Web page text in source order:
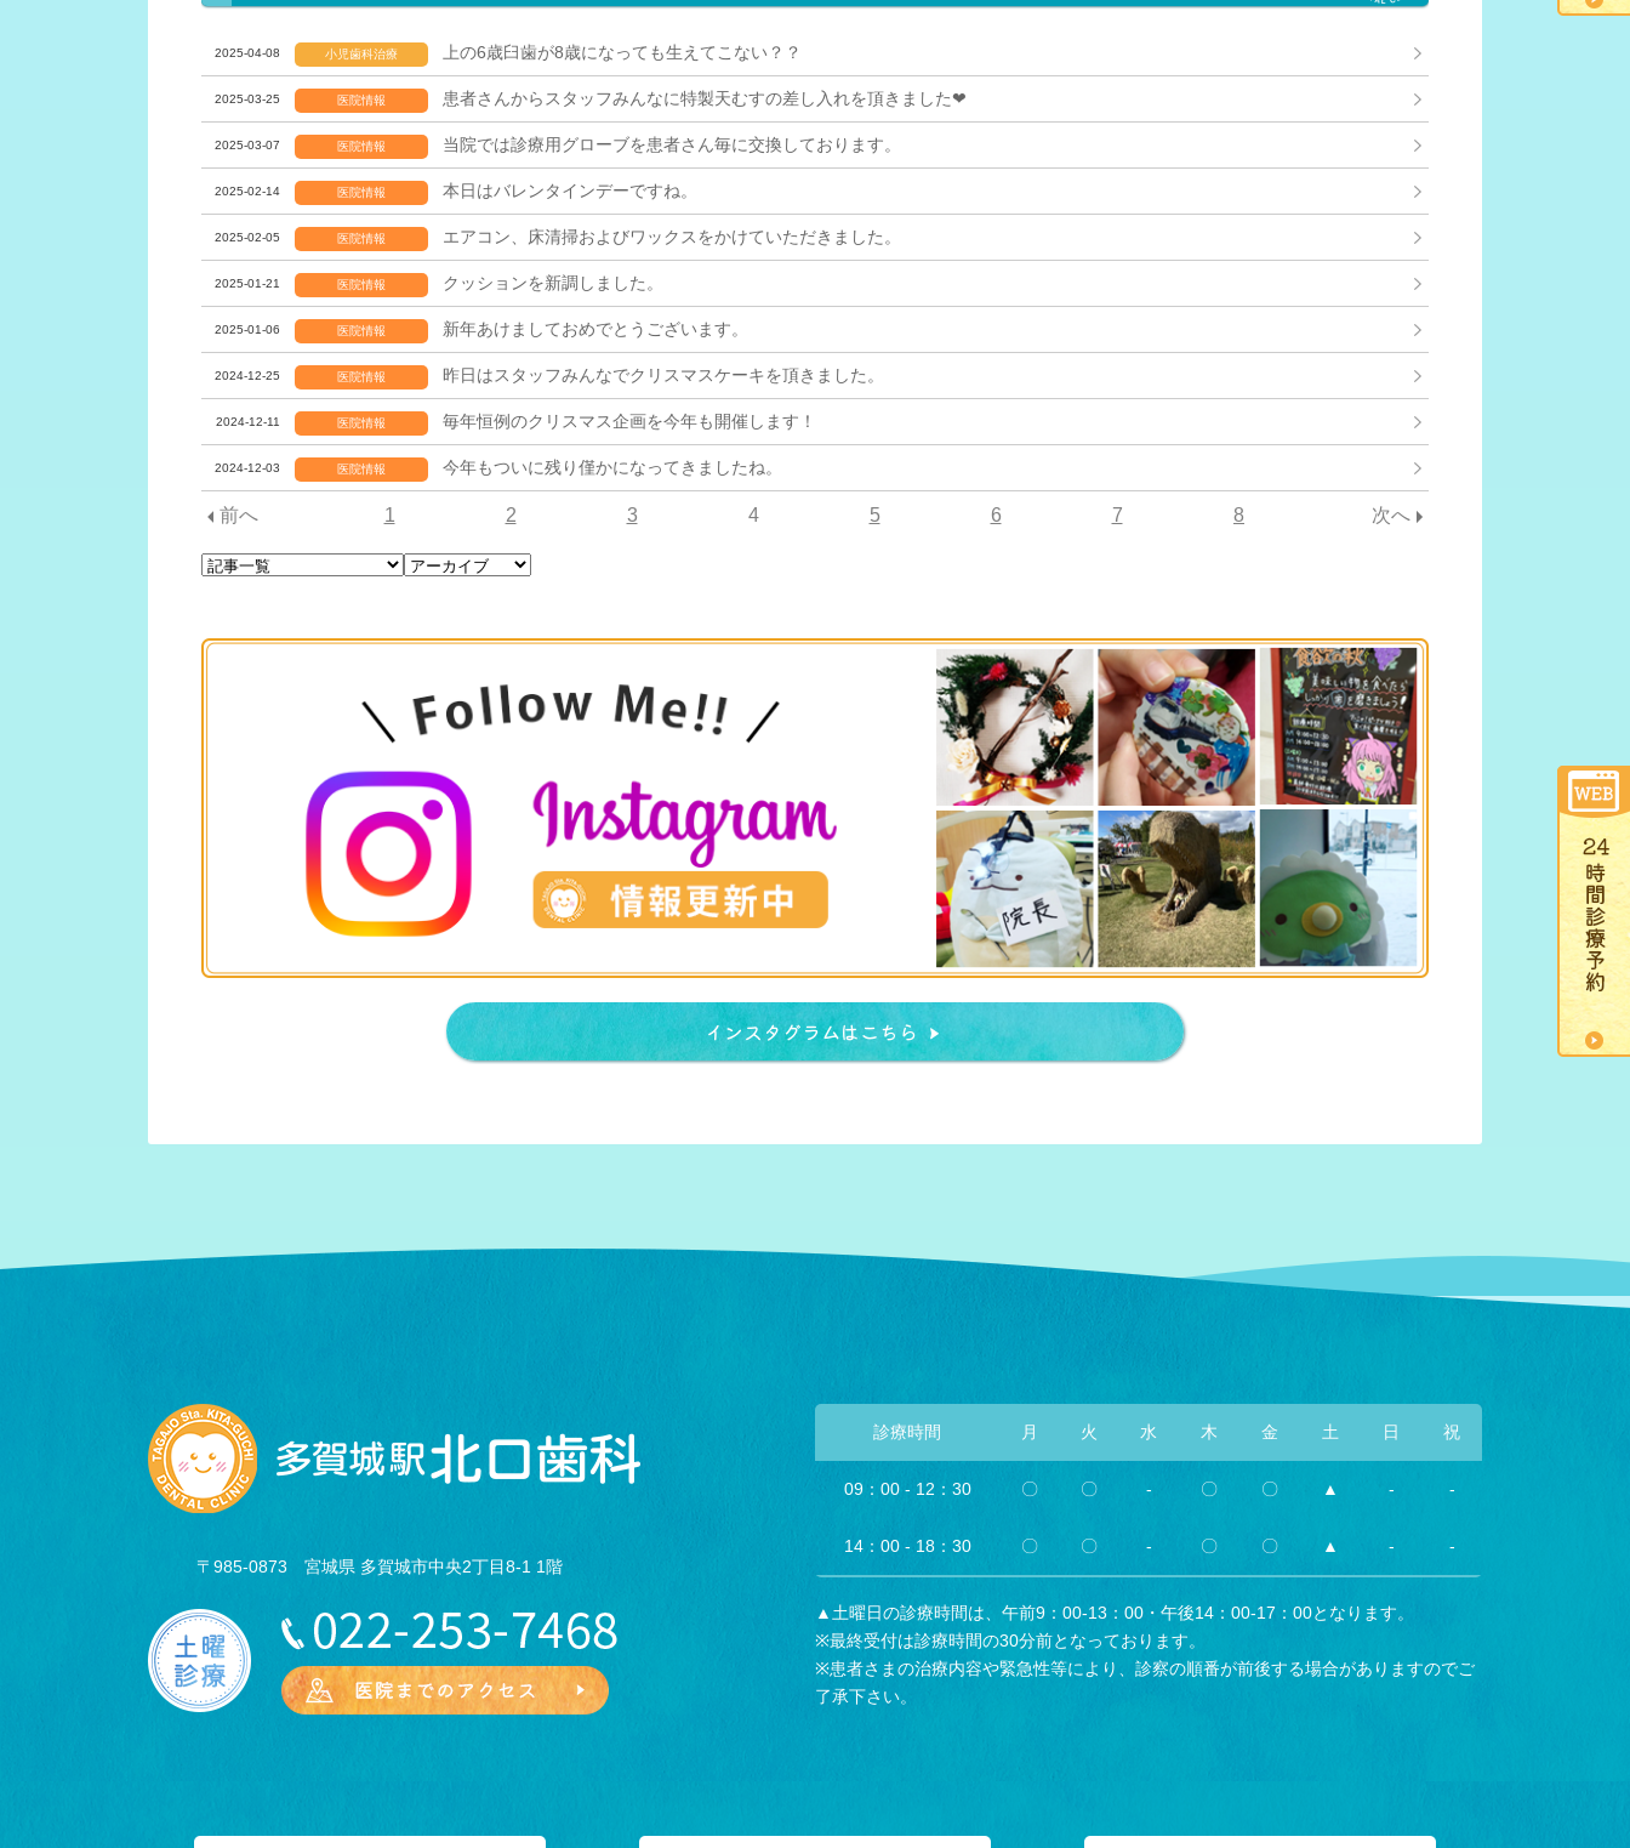
2025-04-08 小児歯科治療 上の6歳臼歯が8歳になっても生えてこない？？
2025-03-25 医院情報 患者さんからスタッフみんなに特製天むすの差し入れを頂きました❤
2025-03-07 医院情報 当院では診療用グローブを患者さん毎に交換しております。
2025-02-14 医院情報 本日はバレンタインデーですね。
2025-02-05 医院情報 エアコン、床清掃およびワックスをかけていただきました。
2025-01-21 医院情報 クッションを新調しました。
2025-01-06 医院情報 新年あけましておめでとうございます。
2024-12-25 医院情報 昨日はスタッフみんなでクリスマスケーキを頂きました。
2024-12-11 医院情報 毎年恒例のクリスマス企画を今年も開催します！
2024-12-03 医院情報 今年もついに残り僅かになってきましたね。
前へ 1 2 3 4 5 6 7 8 次へ
インスタグラムはこちら
〒985-0873 宮城県 多賀城市中央2丁目8-1 1階
診療時間 月 火 水 木 金 土 日 祝
09：00 - 12：30 〇 〇 - 〇 〇 ▲ - -
14：00 - 18：30 〇 〇 - 〇 〇 ▲ - -
▲土曜日の診療時間は、午前9：00-13：00・午後14：00-17：00となります。
※最終受付は診療時間の30分前となっております。
※患者さまの治療内容や緊急性等により、診察の順番が前後する場合がありますのでご
了承下さい。